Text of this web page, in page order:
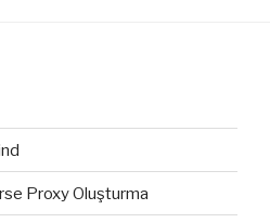
Proxy Oluşturma